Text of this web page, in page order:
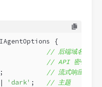
{
// 后端域名
// API 密钥
;
// 流式响应
| 'dark' ;
// 主题